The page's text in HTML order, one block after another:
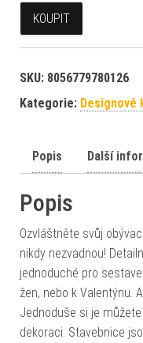
KOUPIT
SKU: 8056779780126
Kategorie: Designové
Popis Další
Popis
Ozvláštněte svůj
nikdy nezvadnou!
jednoduché pro
žen, nebo k Valentýnu.
Jednoduše si je
dekoraci. Stavebnice